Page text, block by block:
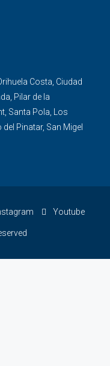
Costa, Ciudad
, Pilar de la
, Santa Pola, Los
del Pinatar, San Migel
Youtube